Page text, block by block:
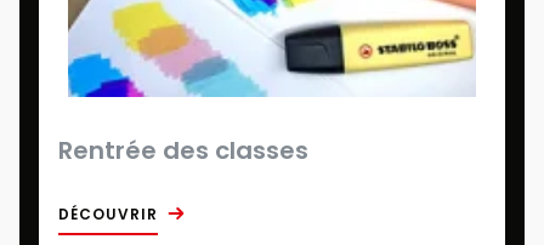
Rentrée des classes
DÉCOUVRIR